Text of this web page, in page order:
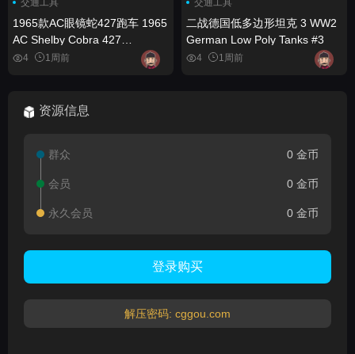
交通工具
1965款AC眼镜蛇427跑车 1965
AC Shelby Cobra 427
www.vecarz.com
4 1周前
交通工具
二战德国低多边形坦克 3 WW2
German Low Poly Tanks #3
4 1周前
资源信息
群众 0 金币
会员 0 金币
永久会员 0 金币
登录购买
解压密码: cggou.com